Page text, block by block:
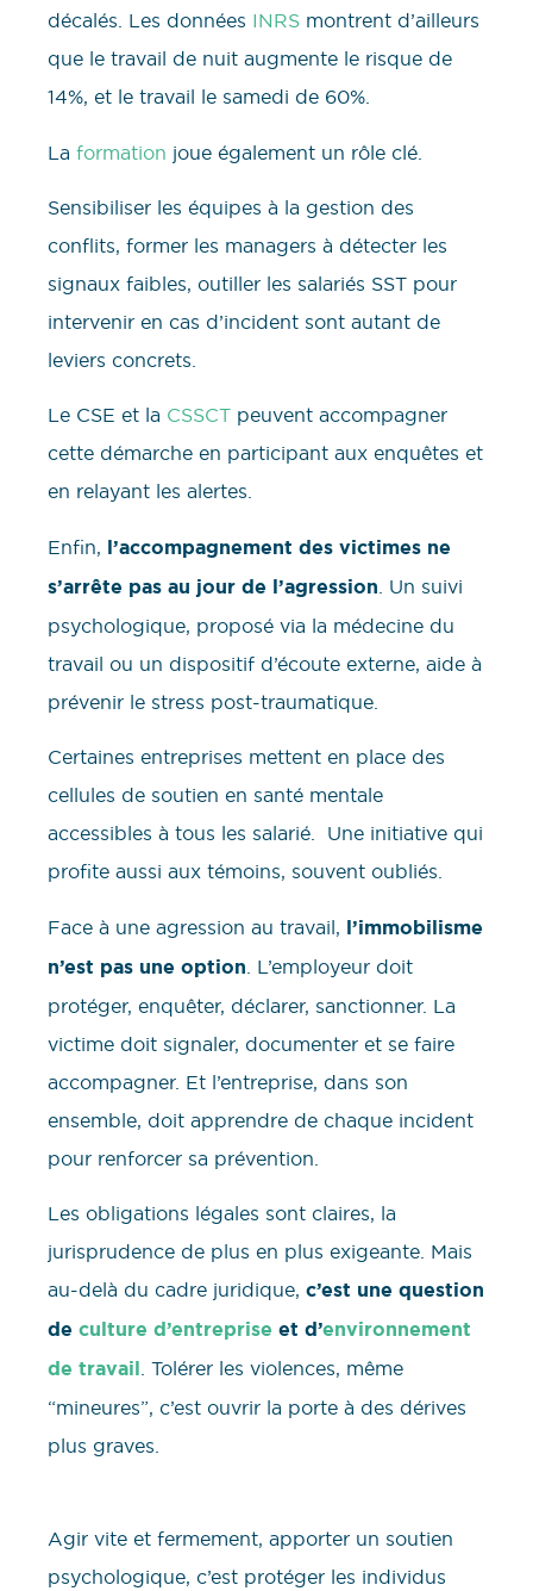
décalés. Les données INRS montrent d’ailleurs
que le travail de nuit augmente le risque de
14%, et le travail le samedi de 60%.
La formation joue également un rôle clé.
Sensibiliser les équipes à la gestion des
conflits, former les managers à détecter les
signaux faibles, outiller les salariés SST pour
intervenir en cas d’incident sont autant de
leviers concrets.
Le CSE et la CSSCT peuvent accompagner
cette démarche en participant aux enquêtes et
en relayant les alertes.
Enfin, l’accompagnement des victimes ne
s’arrête pas au jour de l’agression . Un suivi
psychologique, proposé via la médecine du
travail ou un dispositif d’écoute externe, aide à
prévenir le stress post-traumatique.
Certaines entreprises mettent en place des
cellules de soutien en santé mentale
accessibles à tous les salarié. Une initiative qui
profite aussi aux témoins, souvent oubliés.
Face à une agression au travail, l’immobilisme
n’est pas une option . L’employeur doit
protéger, enquêter, déclarer, sanctionner. La
victime doit signaler, documenter et se faire
accompagner. Et l’entreprise, dans son
ensemble, doit apprendre de chaque incident
pour renforcer sa prévention.
Les obligations légales sont claires, la
jurisprudence de plus en plus exigeante. Mais
au-delà du cadre juridique, c’est une question
de culture d’entreprise et d’environnement
de travail . Tolérer les violences, même
“mineures”, c’est ouvrir la porte à des dérives
plus graves.
Agir vite et fermement, apporter un soutien
psychologique, c’est protéger les individus